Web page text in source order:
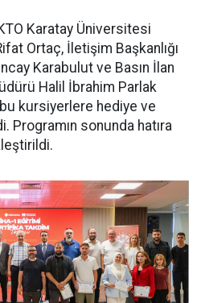
Karatay Üniversitesi
Ortaç, İletişim Başkanlığı
Karabulut ve Basın İlan
Halil İbrahim Parlak
kursiyerlere hediye ve
Programın sonunda hatıra